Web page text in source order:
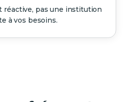
réactive, pas une institution
à vos besoins.